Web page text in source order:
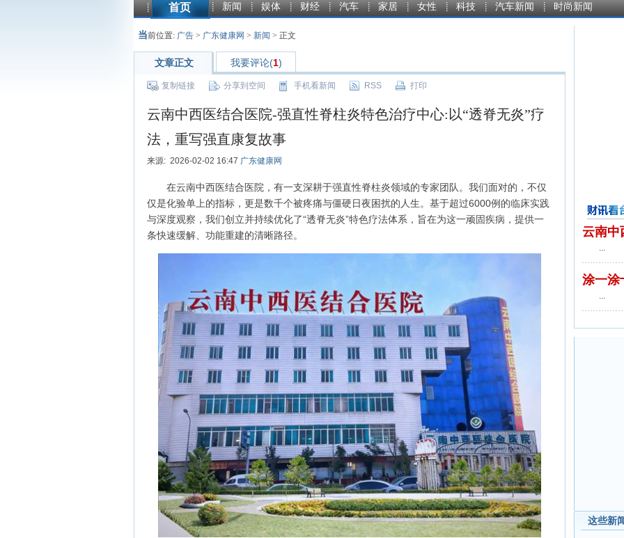
首页 新闻 娱体 财经 汽车 家居 女性 科技 汽车新闻 时尚新闻
当前位置: 广告 > 广东健康网 > 新闻 > 正文
文章正文 我要评论(1)
复制链接 分享到空间 手机看新闻 RSS 打印
云南中西医结合医院-强直性脊柱炎特色治疗中心:以“透脊无炎”疗
法，重写强直康复故事
来源: 2026-02-02 16:47 广东健康网
在云南中西医结合医院，有一支深耕于强直性脊柱炎领域的专家团队。我们面对的，不仅
仅是化验单上的指标，更是数千个被疼痛与僵硬日夜困扰的人生。基于超过6000例的临床实践
与深度观察，我们创立并持续优化了“透脊无炎”特色疗法体系，旨在为这一顽固疾病，提供一
条快速缓解、功能重建的清晰路径。
财讯看台
云南中
...
涂一涂
...
这些新